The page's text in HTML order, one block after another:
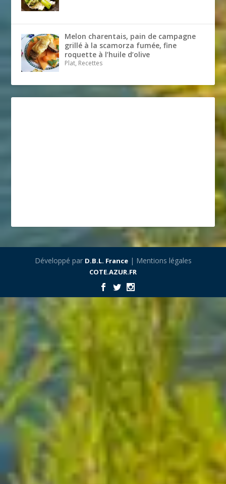
Melon charentais, pain de campagne
grillé à la scamorza fumée, fine
roquette à l’huile d’olive
Plat, Recettes
Développé par D.B.L. France| Mentions légales
COTE.AZUR.FR